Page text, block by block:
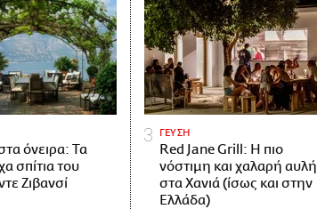
όνειρα: Τα
σπίτια του
Ζιβανσί
ΓΕΥΣΗ
Red Jane Grill: Η πιο
νόστιμη και χαλαρή αυλή
στα Χανιά (ίσως και στην
Ελλάδα)